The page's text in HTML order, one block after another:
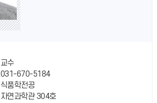
교수
031-670-5184
식품학전공
자연과학관 304호